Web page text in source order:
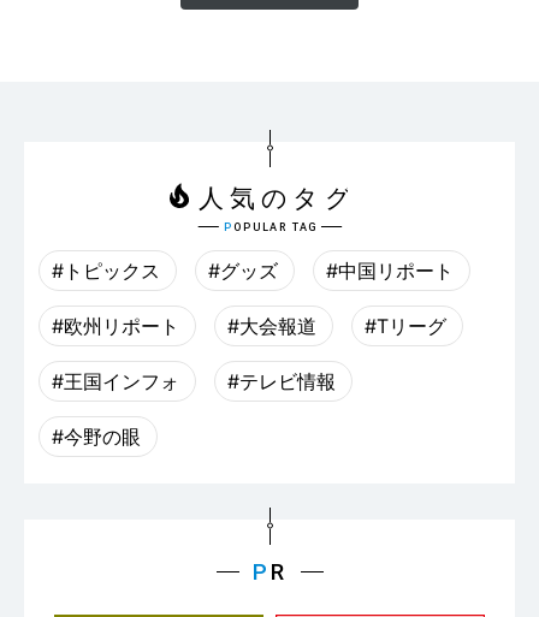
#トピックス #グッズ #中国リポート
#欧州リポート #大会報道 #Tリーグ
#王国インフォ #テレビ情報
#今野の眼